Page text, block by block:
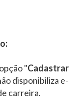
"Cadastrar
disponibiliza e-
carreira.